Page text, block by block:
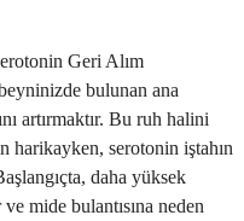
Geri Alım
bulunan ana
artırmaktır. Bu ruh halini
harikayken, serotonin iştahın
daha yüksek
mide bulantısına neden